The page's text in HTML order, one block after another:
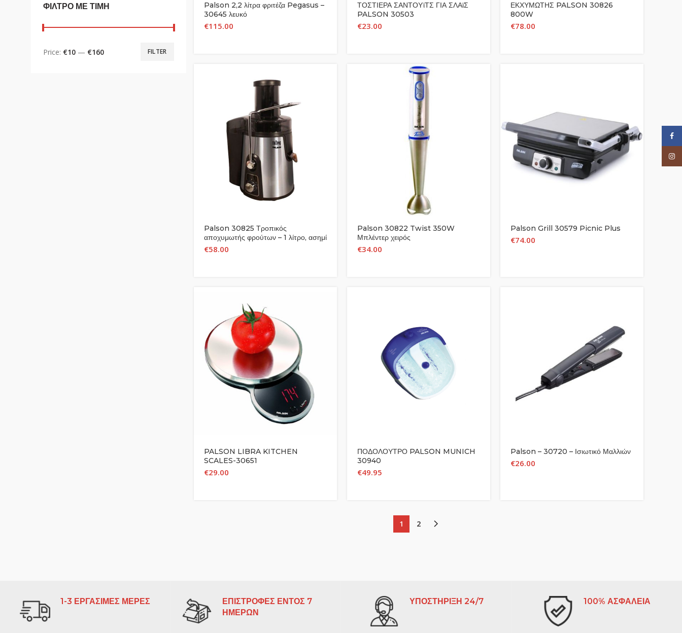
Palson 2,2 λίτρα φριτέζα Pegasus –
30645 λευκό
€115.00
ΤΟΣΤΙΕΡΑ ΣΑΝΤΟΥϊΤΣ ΓΙΑ ΣΛΑϊΣ
PALSON 30503
€23.00
ΕΚΧΥΜΩΤΗΣ PALSON 30826
800W
€78.00
Palson 30825 Τροπικός
αποχυμωτής φρούτων – 1 λίτρο, ασημί
€58.00
Palson 30822 Twist 350W
Μπλέντερ χειρός
€34.00
Palson Grill 30579 Picnic Plus
€74.00
PALSON LIBRA KITCHEN
SCALES-30651
€29.00
ΠΟΔΟΛΟΥΤΡΟ PALSON MUNICH
30940
€49.95
Palson – 30720 – Ισιωτικό Μαλλιών
€26.00
1 2
ΦΙΛΤΡΟ ΜΕ ΤΙΜΗ
FILTER
Price: €10 — €160
1-3 ΕΡΓΑΣΙΜΕΣ ΜΕΡΕΣ
ΕΠΙΣΤΡΟΦΕΣ ΕΝΤΟΣ 7
ΗΜΕΡΩΝ
ΥΠΟΣΤΗΡΙΞΗ 24/7 100% ΑΣΦΑΛΕΙΑ